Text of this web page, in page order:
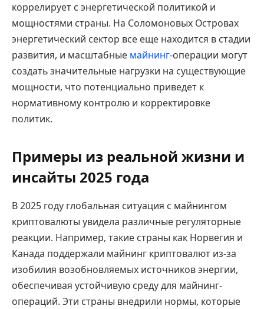
коррелирует с энергетической политикой и
мощностями страны. На Соломоновых Островах
энергетический сектор все еще находится в стадии
развития, и масштабные майнинг-операции могут
создать значительные нагрузки на существующие
мощности, что потенциально приведет к
нормативному контролю и корректировке
политик.
Примеры из реальной жизни и
инсайты 2025 года
В 2025 году глобальная ситуация с майнингом
криптовалюты увидела различные регуляторные
реакции. Например, такие страны как Норвегия и
Канада поддержали майнинг криптовалют из-за
изобилия возобновляемых источников энергии,
обеспечивая устойчивую среду для майнинг-
операций. Эти страны внедрили нормы, которые